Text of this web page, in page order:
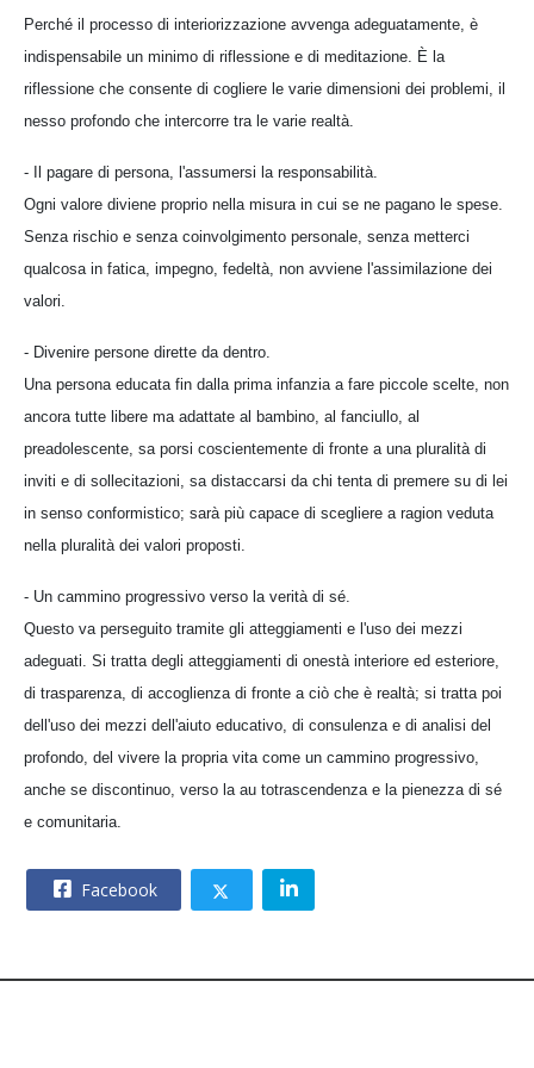
Perché il processo di interiorizzazione avvenga adeguatamente, è
indispensabile un minimo di riflessione e di meditazione. È la
riflessione che consente di cogliere le varie dimensioni dei problemi, il
nesso profondo che intercorre tra le varie realtà.
- Il pagare di persona, l'assumersi la responsabilità.
Ogni valore diviene proprio nella misura in cui se ne pagano le spese.
Senza rischio e senza coinvolgimento personale, senza metterci
qualcosa in fatica, impegno, fedeltà, non avviene l'assimilazione dei
valori.
- Divenire persone dirette da dentro.
Una persona educata fin dalla prima infanzia a fare piccole scelte, non
ancora tutte libere ma adattate al bambino, al fanciullo, al
preadolescente, sa porsi coscientemente di fronte a una pluralità di
inviti e di sollecitazioni, sa distaccarsi da chi tenta di premere su di lei
in senso conformistico; sarà più capace di scegliere a ragion veduta
nella pluralità dei valori proposti.
- Un cammino progressivo verso la verità di sé.
Questo va perseguito tramite gli atteggiamenti e l'uso dei mezzi
adeguati. Si tratta degli atteggiamenti di onestà interiore ed esteriore,
di trasparenza, di accoglienza di fronte a ciò che è realtà; si tratta poi
dell'uso dei mezzi dell'aiuto educativo, di consulenza e di analisi del
profondo, del vivere la propria vita come un cammino progressivo,
anche se discontinuo, verso la au totrascendenza e la pienezza di sé
e comunitaria.
Facebook